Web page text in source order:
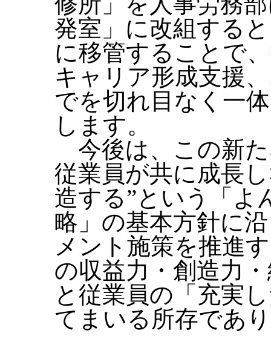
発室」に改組する
に移管することで
キャリア形成支援
でを切れ目なく一
します。
今後は、この新
従業員が共に成長
造する”という「よ
略」の基本方針に
メント施策を推進
の収益力・創造力
と従業員の「充実
てまいる所存であ